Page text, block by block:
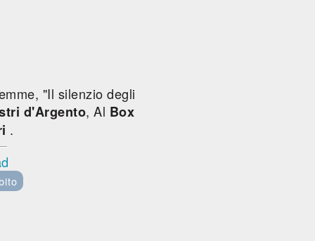
"Il silenzio degli
d'Argento, Al Box
.